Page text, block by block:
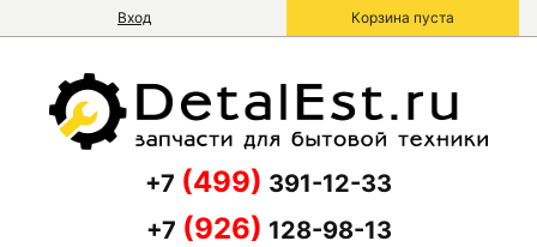
Вход Корзина пуста
+7 (499) 391-12-33
+7 (926) 128-98-13